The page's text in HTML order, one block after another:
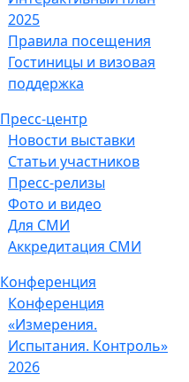
2025
Правила посещения
Гостиницы и визовая
поддержка
Пресс-центр
Новости выставки
Статьи участников
Пресс-релизы
Фото и видео
Для СМИ
Аккредитация СМИ
Конференция
Конференция
«Измерения.
Испытания. Контроль»
2026